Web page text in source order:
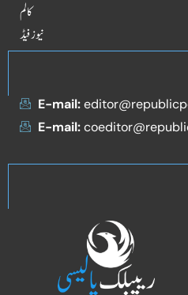
کالم
نیوز فیڈ
E-mail:
E-mail: